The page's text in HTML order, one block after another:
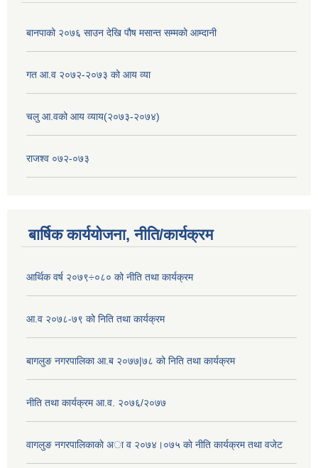
बानपाको २०७६ साउन देखि पौष मसान्त सम्मको आम्दानी
गत आ.व २०७२-२०७३ को आय व्या
चलु आ.वको आय व्याय(२०७३-२०७४)
राजश्व ०७२-०७३
बार्षिक कार्ययोजना, नीति/कार्यक्रम
आर्थिक वर्ष २०७९÷०८० को नीति तथा कार्यक्रम
आ.व २०७८-७९ को निति तथा कार्यक्रम
बागलुङ नगरपालिका आ.ब २०७७|७८ को निति तथा कार्यक्रम
नीति तथा कार्यक्रम आ.व. २०७६/२०७७
वागलुङ नगरपालिकाकाे अा‍ व २०७४।०७५ काे नीति कार्यक्रम तथा वजेट